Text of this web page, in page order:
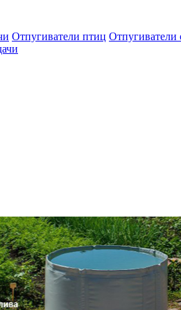
Отпугиватели птиц Отпугиватели